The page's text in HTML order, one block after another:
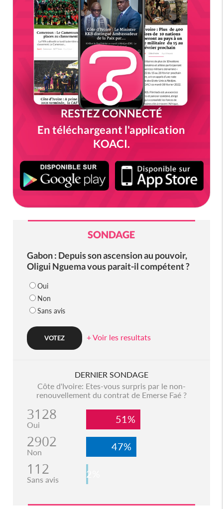
RESTEZ CONNECTÉ
En téléchargeant l'application
KOACI.
SONDAGE
Gabon : Depuis son ascension au pouvoir,
Oligui Nguema vous parait-il compétent ?
Oui
Non
Sans avis
+ Voir les resultats
DERNIER SONDAGE
Côte d'Ivoire: Etes-vous surpris par le non-
renouvellement du contrat de Emerse Faé ?
3128
Oui 51%
2902
Non 47%
112
Sans avis 2%